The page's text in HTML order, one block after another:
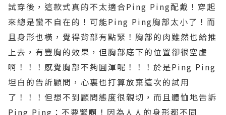
試穿後，這款式真的不太適合Ping Ping配戴！穿起
來總是蠻不自在的！可能Ping Ping胸部太小了！而
且身形也橫，覺得背部有點緊！胸部的肉雖然也給推
上去，有豐胸的效果，但胸部底下的位置卻很空虛
啊！！！感覺胸部不夠圓渾呢！！！於是Ping Ping
坦白的告訢顧問，心裏也打算放棄這次的試用
了！！！但想不到顧問態度很親切，而且體恤地告訴
Ping Ping ：不要緊啊！因為人人的身形都不同